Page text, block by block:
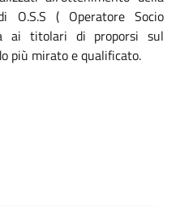
O.S.S ( Operatore Socio
ai titolari di proporsi sul
più mirato e qualificato.